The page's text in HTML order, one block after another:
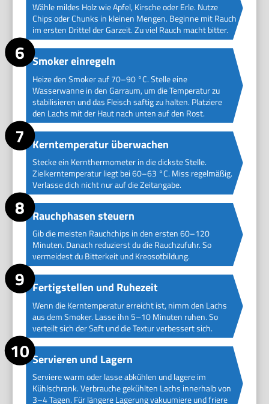
Wähle mildes Holz wie Apfel, Kirsche oder Erle. Nutze
Chips oder Chunks in kleinen Mengen. Beginne mit Rauch
im ersten Drittel der Garzeit. Zu viel Rauch macht bitter.
Smoker einregeln
Heize den Smoker auf 70–90 °C. Stelle eine
Wasserwanne in den Garraum, um die Temperatur zu
stabilisieren und das Fleisch saftig zu halten. Platziere
den Lachs mit der Haut nach unten auf den Rost.
Kerntemperatur überwachen
Stecke ein Kernthermometer in die dickste Stelle.
Zielkerntemperatur liegt bei 60–63 °C. Miss regelmäßig.
Verlasse dich nicht nur auf die Zeitangabe.
Rauchphasen steuern
Gib die meisten Rauchchips in den ersten 60–120
Minuten. Danach reduzierst du die Rauchzufuhr. So
vermeidest du Bitterkeit und Kreosotbildung.
Fertigstellen und Ruhezeit
Wenn die Kerntemperatur erreicht ist, nimm den Lachs
aus dem Smoker. Lasse ihn 5–10 Minuten ruhen. So
verteilt sich der Saft und die Textur verbessert sich.
Servieren und Lagern
Serviere warm oder lasse abkühlen und lagere im
Kühlschrank. Verbrauche gekühlten Lachs innerhalb von
3–4 Tagen. Für längere Lagerung vakuumiere und friere